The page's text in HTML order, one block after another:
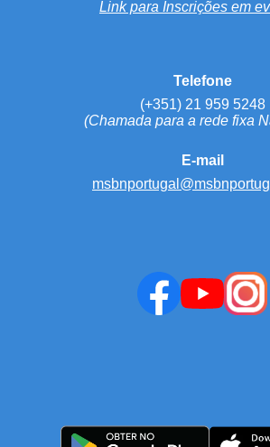
Link para Inscrições em
Telefone
(+351) 21 959 5248
(Chamada para a rede fixa
E-mail